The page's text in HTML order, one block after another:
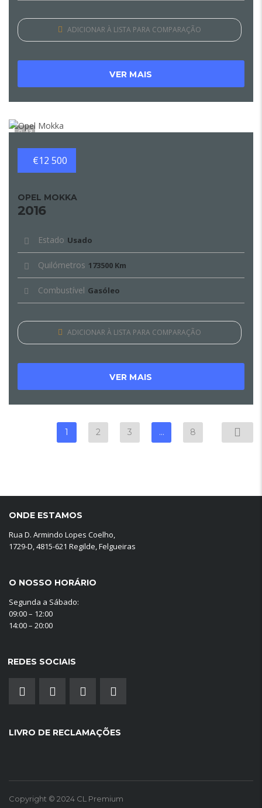
ADICIONAR À LISTA PARA COMPARAÇÃO
VER MAIS
13
€12 500
OPEL MOKKA
2016
Estado Usado
Quilómetros 173500 Km
Combustível Gasóleo
ADICIONAR À LISTA PARA COMPARAÇÃO
VER MAIS
1 2 3 … 8
ONDE ESTAMOS
Rua D. Armindo Lopes Coelho,
1729-D, 4815-621 Regilde, Felgueiras
O NOSSO HORÁRIO
Segunda a Sábado:
09:00 – 12:00
14:00 – 20:00
REDES SOCIAIS
LIVRO DE RECLAMAÇÕES
Copyright © 2024 CL Premium